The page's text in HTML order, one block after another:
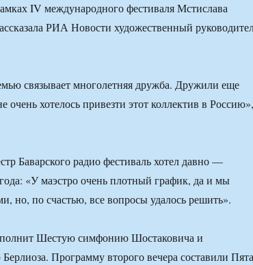
IV международного фестиваля Мстислава
РИА Новости художественный
связывает многолетняя дружба. Дружили еще
хотелось привезти этот коллектив в Россию»,
Баварского радио фестиваль хотел давно —
«У маэстро очень плотный график, да и мы
но, по счастью, все вопросы удалось решить».
Шестую симфонию Шостаковича и
Программу второго вечера составили